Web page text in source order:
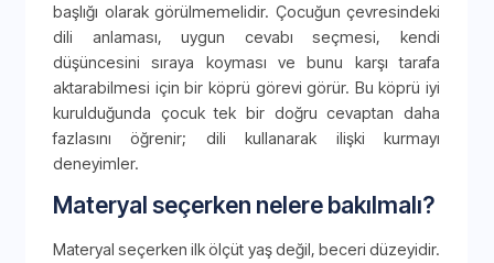
başlığı olarak görülmemelidir. Çocuğun çevresindeki
dili anlaması, uygun cevabı seçmesi, kendi
düşüncesini sıraya koyması ve bunu karşı tarafa
aktarabilmesi için bir köprü görevi görür. Bu köprü iyi
kurulduğunda çocuk tek bir doğru cevaptan daha
fazlasını öğrenir; dili kullanarak ilişki kurmayı
deneyimler.
Materyal seçerken nelere bakılmalı?
Materyal seçerken ilk ölçüt yaş değil, beceri düzeyidir.